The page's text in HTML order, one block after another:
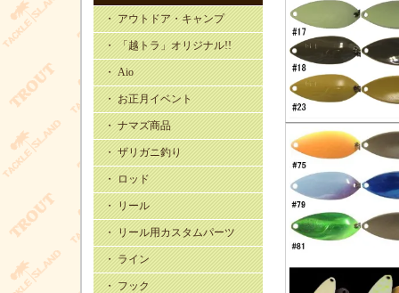
・ アウトドア・キャンプ
・ 「越トラ」オリジナル!!
・ Aio
・ お正月イベント
・ ナマズ商品
・ ザリガニ釣り
・ ロッド
・ リール
・ リール用カスタムパーツ
・ ライン
・ フック